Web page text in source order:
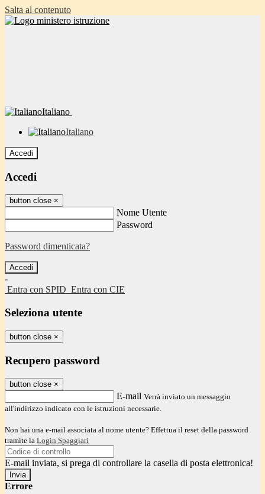
Salta al contenuto
Italiano
Italiano
Accedi
Accedi
button close ×
Nome Utente
Password
Password dimenticata?
-
Entra con SPID Entra con CIE
Seleziona utente
button close ×
Recupero password
button close ×
E-mail Verrà inviato un messaggio
all'indirizzo indicato con le istruzioni necessarie.
Non hai una e-mail associata al nome utente? Effettua il reset della password
tramite la Login Spaggiari
E-mail inviata, si prega di controllare la casella di posta elettronica!
Errore